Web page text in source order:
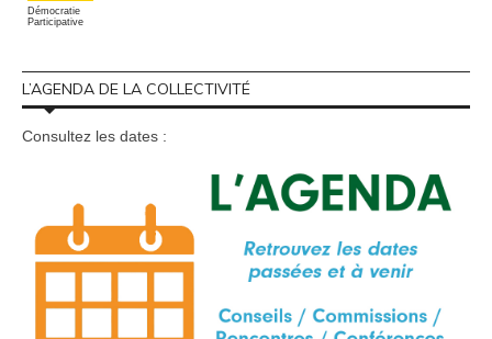
Démocratie
Participative
L’AGENDA DE LA COLLECTIVITÉ
Consultez les dates :